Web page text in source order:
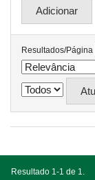
Resultados/Página
Resultado 1-1 de 1.